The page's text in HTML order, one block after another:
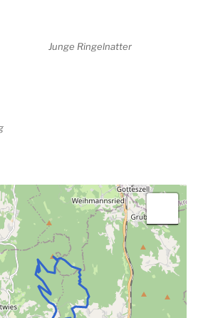
Junge Ringelnatter